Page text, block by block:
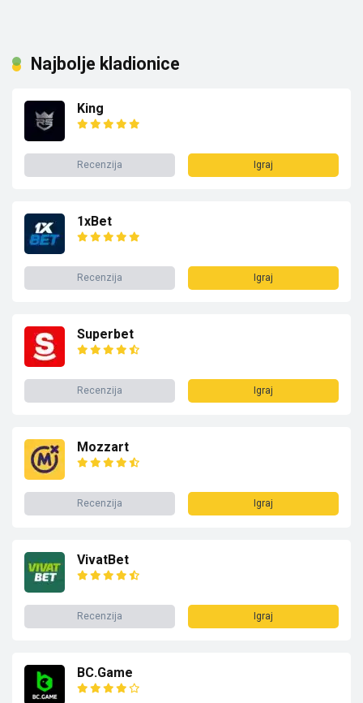
Najbolje kladionice
King
Recenzija Igraj
1xBet
Recenzija Igraj
Superbet
Recenzija Igraj
Mozzart
Recenzija Igraj
VivatBet
Recenzija Igraj
BC.Game